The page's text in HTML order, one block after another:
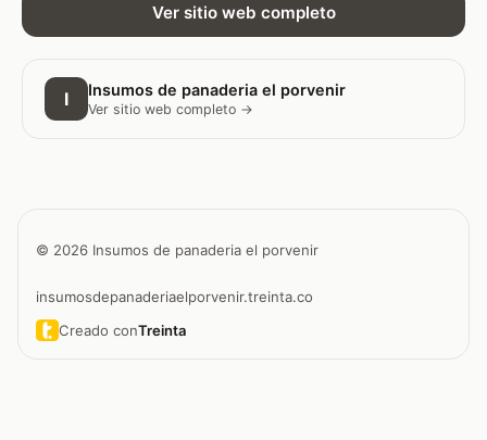
Ver sitio web completo
I Insumos de panaderia el porvenir
Ver sitio web completo →
© 2026 Insumos de panaderia el porvenir
insumosdepanaderiaelporvenir.treinta.co
Creado conTreinta